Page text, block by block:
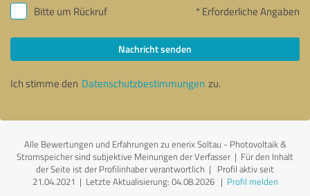
Bitte um Rückruf * Erforderliche Angaben
Nachricht senden
Ich stimme den Datenschutzbestimmungen zu.
Alle Bewertungen und Erfahrungen zu enerix Soltau - Photovoltaik &
Stromspeicher sind subjektive Meinungen der Verfasser | Für den Inhalt
der Seite ist der Profilinhaber verantwortlich | Profil aktiv seit
21.04.2021 | Letzte Aktualisierung: 04.08.2026| Profil melden